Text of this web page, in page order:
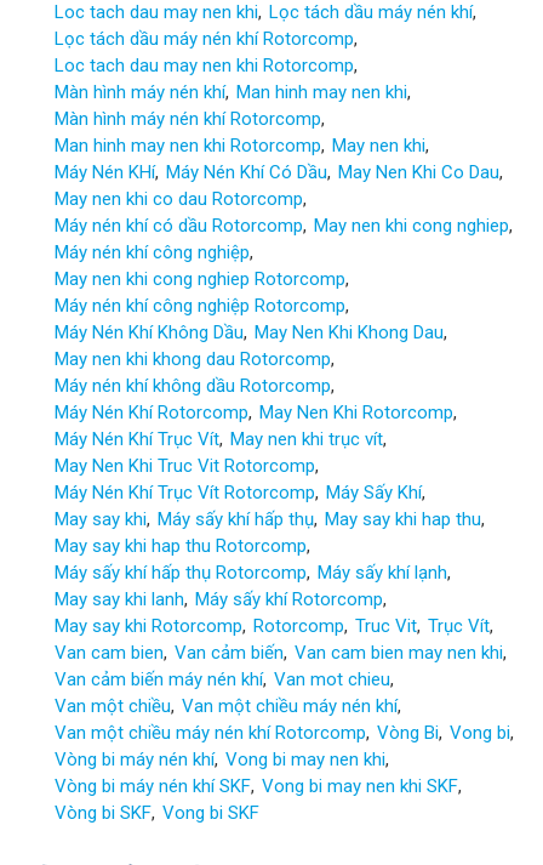
Loc tach dau may nen khi
Lọc tách dầu máy nén khí
Lọc tách dầu máy nén khí Rotorcomp
Loc tach dau may nen khi Rotorcomp
Màn hình máy nén khí
Man hinh may nen khi
Màn hình máy nén khí Rotorcomp
Man hinh may nen khi Rotorcomp
May nen khi
Máy Nén KHí
Máy Nén Khí Có Dầu
May Nen Khi Co Dau
May nen khi co dau Rotorcomp
Máy nén khí có dầu Rotorcomp
May nen khi cong nghiep
Máy nén khí công nghiệp
May nen khi cong nghiep Rotorcomp
Máy nén khí công nghiệp Rotorcomp
Máy Nén Khí Không Dầu
May Nen Khi Khong Dau
May nen khi khong dau Rotorcomp
Máy nén khí không dầu Rotorcomp
Máy Nén Khí Rotorcomp
May Nen Khi Rotorcomp
Máy Nén Khí Trục Vít
May nen khi trục vít
May Nen Khi Truc Vit Rotorcomp
Máy Nén Khí Trục Vít Rotorcomp
Máy Sấy Khí
May say khi
Máy sấy khí hấp thụ
May say khi hap thu
May say khi hap thu Rotorcomp
Máy sấy khí hấp thụ Rotorcomp
Máy sấy khí lạnh
May say khi lanh
Máy sấy khí Rotorcomp
May say khi Rotorcomp
Rotorcomp Truc Vit Trục Vít
Van cam bien Van cảm biến Van cam bien may nen khi
Van cảm biến máy nén khí Van mot chieu
Van một chiều Van một chiều máy nén khí
Van một chiều máy nén khí Rotorcomp Vòng Bi Vong bi
Vòng bi máy nén khí Vong bi may nen khi
Vòng bi máy nén khí SKF Vong bi may nen khi SKF
Vòng bi SKF Vong bi SKF